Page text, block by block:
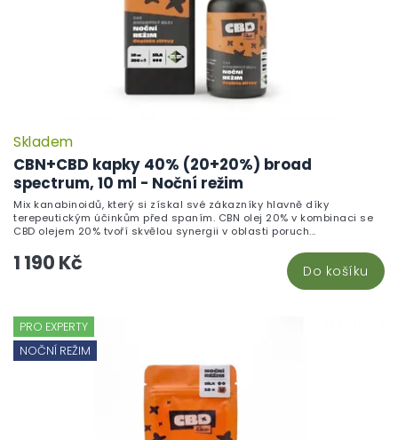
CBN+CBD kapky 40% (20+20%) broad
spectrum, 10 ml - Noční režim
Skladem
1 190 Kč Do košíku
Mix kanabinoidů, který si získal své zákazníky hlavně díky
terepeutickým účinkům před spaním. CBN olej 20% v kombinaci se
CBD olejem 20% tvoří skvělou synergii v oblasti poruch...
PRO EXPERTY
NOČNÍ REŽIM